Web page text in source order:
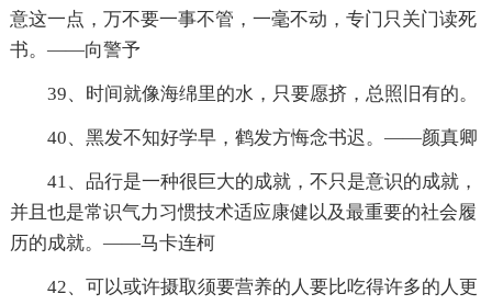
意这一点，万不要一事不管，一毫不动，专门只关门读死
书。——向警予
39、时间就像海绵里的水，只要愿挤，总照旧有的。
40、黑发不知好学早，鹤发方悔念书迟。——颜真卿
41、品行是一种很巨大的成就，不只是意识的成就，
并且也是常识气力习惯技术适应康健以及最重要的社会履
历的成就。——马卡连柯
42、可以或许摄取须要营养的人要比吃得许多的人更